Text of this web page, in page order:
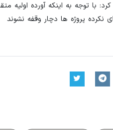
با توجه به اینکه آورده اولیه
نکرده پروژه ها دچار وقفه نشوند